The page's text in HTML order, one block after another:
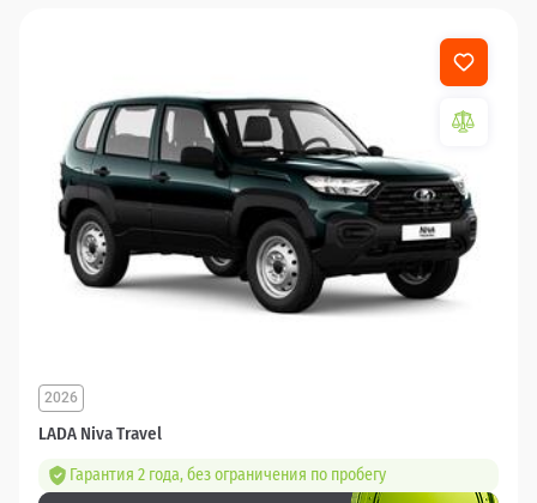
LADA Niva Travel
2026
Гарантия 2 года, без ограничения по пробегу